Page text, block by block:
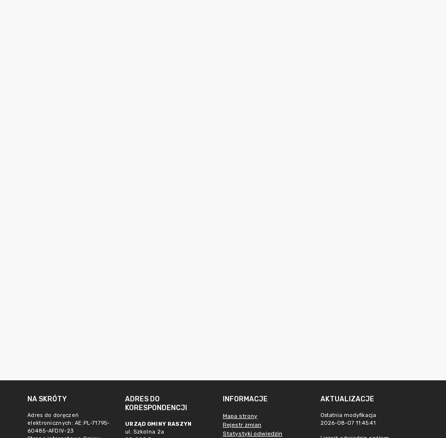
NA SKRÓTY
Adres do doręczeń
elektronicznych: AE:PL-71795-
60485-AFDIV-23
ADRES DO
KORESPONDENCJI
URZĄD GMINY RASZYN
ul. Szkolna 2a
INFORMACJE
Mapa strony
Rejestr zmian
Statystyki odwiedzin
AKTUALIZACJE
Ostatnia modyfikacja
2026-08-07 11:45:41